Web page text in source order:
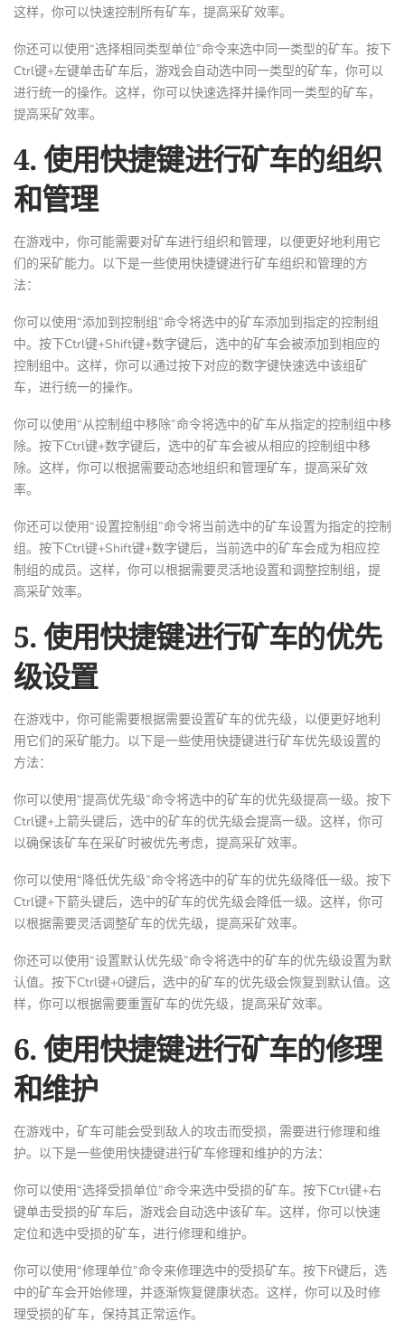
这样，你可以快速控制所有矿车，提高采矿效率。
你还可以使用“选择相同类型单位”命令来选中同一类型的矿车。按下
Ctrl键+左键单击矿车后，游戏会自动选中同一类型的矿车，你可以
进行统一的操作。这样，你可以快速选择并操作同一类型的矿车，
提高采矿效率。
4. 使用快捷键进行矿车的组织
和管理
在游戏中，你可能需要对矿车进行组织和管理，以便更好地利用它
们的采矿能力。以下是一些使用快捷键进行矿车组织和管理的方
法：
你可以使用“添加到控制组”命令将选中的矿车添加到指定的控制组
中。按下Ctrl键+Shift键+数字键后，选中的矿车会被添加到相应的
控制组中。这样，你可以通过按下对应的数字键快速选中该组矿
车，进行统一的操作。
你可以使用“从控制组中移除”命令将选中的矿车从指定的控制组中移
除。按下Ctrl键+数字键后，选中的矿车会被从相应的控制组中移
除。这样，你可以根据需要动态地组织和管理矿车，提高采矿效
率。
你还可以使用“设置控制组”命令将当前选中的矿车设置为指定的控制
组。按下Ctrl键+Shift键+数字键后，当前选中的矿车会成为相应控
制组的成员。这样，你可以根据需要灵活地设置和调整控制组，提
高采矿效率。
5. 使用快捷键进行矿车的优先
级设置
在游戏中，你可能需要根据需要设置矿车的优先级，以便更好地利
用它们的采矿能力。以下是一些使用快捷键进行矿车优先级设置的
方法：
你可以使用“提高优先级”命令将选中的矿车的优先级提高一级。按下
Ctrl键+上箭头键后，选中的矿车的优先级会提高一级。这样，你可
以确保该矿车在采矿时被优先考虑，提高采矿效率。
你可以使用“降低优先级”命令将选中的矿车的优先级降低一级。按下
Ctrl键+下箭头键后，选中的矿车的优先级会降低一级。这样，你可
以根据需要灵活调整矿车的优先级，提高采矿效率。
你还可以使用“设置默认优先级”命令将选中的矿车的优先级设置为默
认值。按下Ctrl键+0键后，选中的矿车的优先级会恢复到默认值。这
样，你可以根据需要重置矿车的优先级，提高采矿效率。
6. 使用快捷键进行矿车的修理
和维护
在游戏中，矿车可能会受到敌人的攻击而受损，需要进行修理和维
护。以下是一些使用快捷键进行矿车修理和维护的方法：
你可以使用“选择受损单位”命令来选中受损的矿车。按下Ctrl键+右
键单击受损的矿车后，游戏会自动选中该矿车。这样，你可以快速
定位和选中受损的矿车，进行修理和维护。
你可以使用“修理单位”命令来修理选中的受损矿车。按下R键后，选
中的矿车会开始修理，并逐渐恢复健康状态。这样，你可以及时修
理受损的矿车，保持其正常运作。